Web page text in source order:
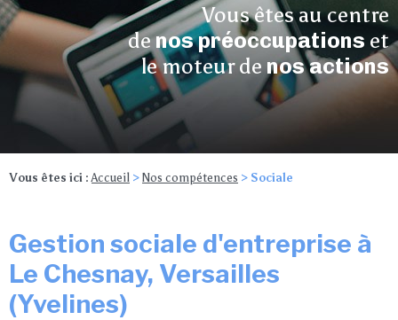
Vous êtes au centre
denos préoccupations et
le moteur denos actions
Vous êtes ici : Accueil > Nos compétences > Sociale
Gestion sociale d'entreprise à
Le Chesnay, Versailles
(Yvelines)